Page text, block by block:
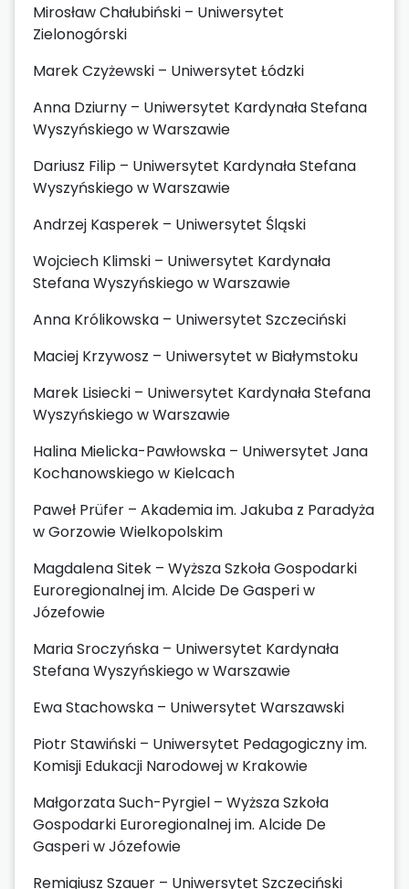
Mirosław Chałubiński – Uniwersytet
Zielonogórski
Marek Czyżewski – Uniwersytet Łódzki
Anna Dziurny – Uniwersytet Kardynała Stefana
Wyszyńskiego w Warszawie
Dariusz Filip – Uniwersytet Kardynała Stefana
Wyszyńskiego w Warszawie
Andrzej Kasperek – Uniwersytet Śląski
Wojciech Klimski – Uniwersytet Kardynała
Stefana Wyszyńskiego w Warszawie
Anna Królikowska – Uniwersytet Szczeciński
Maciej Krzywosz – Uniwersytet w Białymstoku
Marek Lisiecki – Uniwersytet Kardynała Stefana
Wyszyńskiego w Warszawie
Halina Mielicka-Pawłowska – Uniwersytet Jana
Kochanowskiego w Kielcach
Paweł Prüfer – Akademia im. Jakuba z Paradyża
w Gorzowie Wielkopolskim
Magdalena Sitek – Wyższa Szkoła Gospodarki
Euroregionalnej im. Alcide De Gasperi w
Józefowie
Maria Sroczyńska – Uniwersytet Kardynała
Stefana Wyszyńskiego w Warszawie
Ewa Stachowska – Uniwersytet Warszawski
Piotr Stawiński – Uniwersytet Pedagogiczny im.
Komisji Edukacji Narodowej w Krakowie
Małgorzata Such-Pyrgiel – Wyższa Szkoła
Gospodarki Euroregionalnej im. Alcide De
Gasperi w Józefowie
Remigiusz Szauer – Uniwersytet Szczeciński